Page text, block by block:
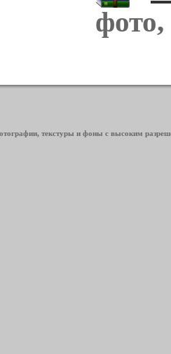
текстуры и фоны с высоким